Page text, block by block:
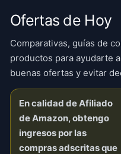
Ofertas de Hoy
Comparativas, guías de
productos para ayudarte
buenas ofertas y evitar
En calidad de Afiliado
de Amazon, obtengo
ingresos por las
compras adscritas que